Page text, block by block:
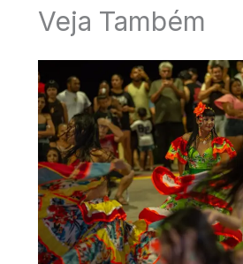
Veja Também